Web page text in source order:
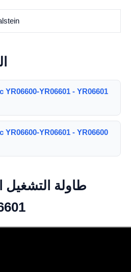
YR06601 - YR06601
YR06601 - YR06600